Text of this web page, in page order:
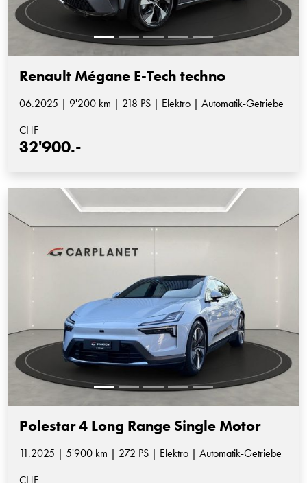
Renault Mégane E-Tech techno
06.2025 | 9'200 km | 218 PS | Elektro | Automatik-Getriebe
CHF
32'900.-
Polestar 4 Long Range Single Motor
11.2025 | 5'900 km | 272 PS | Elektro | Automatik-Getriebe
CHF